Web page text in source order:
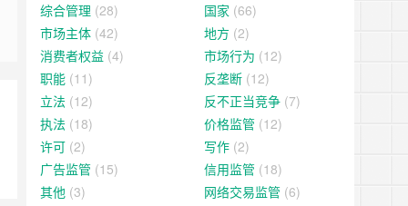
综合管理 (28) 国家 (66)
市场主体 (42) 地方 (2)
消费者权益 (4) 市场行为 (12)
职能 (11) 反垄断 (12)
立法 (12) 反不正当竞争 (7)
执法 (18) 价格监管 (12)
许可 (2) 写作 (2)
广告监管 (15) 信用监管 (18)
其他 (3) 网络交易监管 (6)